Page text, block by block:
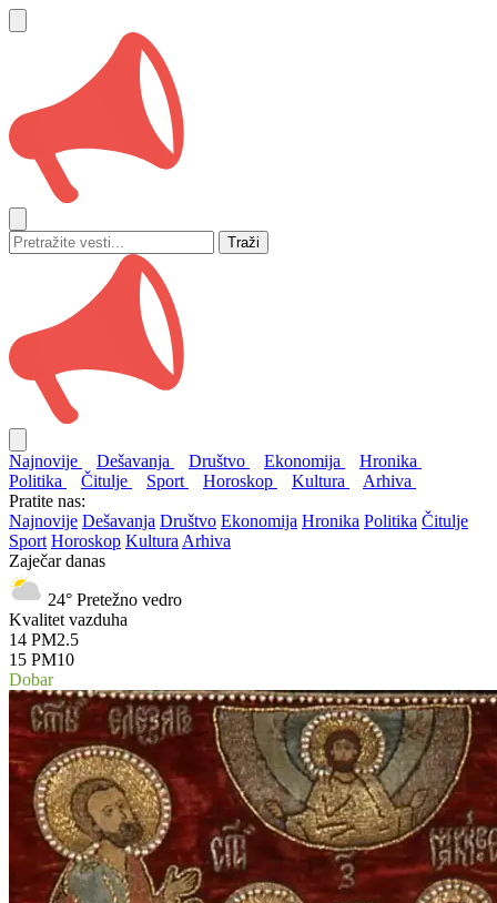
Traži
Najnovije Dešavanja Društvo Ekonomija
Hronika
Politika
Čitulje Sport Horoskop Kultura
Arhiva
Pratite nas:
Najnovije Dešavanja Društvo Ekonomija Hronika Politika Čitulje
Sport Horoskop Kultura Arhiva
Zaječar danas
24° Pretežno vedro
Kvalitet vazduha
14 PM2.5
15 PM10
Dobar